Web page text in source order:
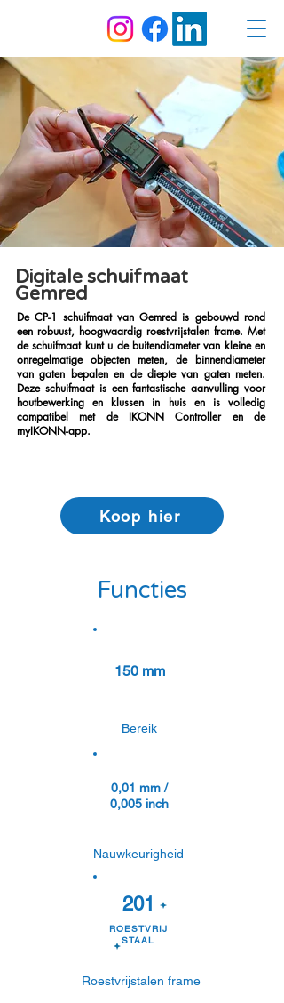
Digitale schuifmaat
Gemred
De CP-1 schuifmaat van Gemred is gebouwd rond
een robuust, hoogwaardig roestvrijstalen frame. Met
de schuifmaat kunt u de buitendiameter van kleine en
onregelmatige objecten meten, de binnendiameter
van gaten bepalen en de diepte van gaten meten.
Deze schuifmaat is een fantastische aanvulling voor
houtbewerking en klussen in huis en is volledig
compatibel met de IKONN Controller en de
myIKONN-app.
Koop hier
Functies
150 mm
Bereik
0,01 mm /
0,005 inch
Nauwkeurigheid
201
ROESTVRIJ
STAAL
Roestvrijstalen frame